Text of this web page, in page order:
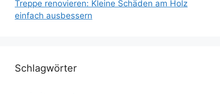
Treppe renovieren: Kleine Schäden am Holz
einfach ausbessern
Schlagwörter